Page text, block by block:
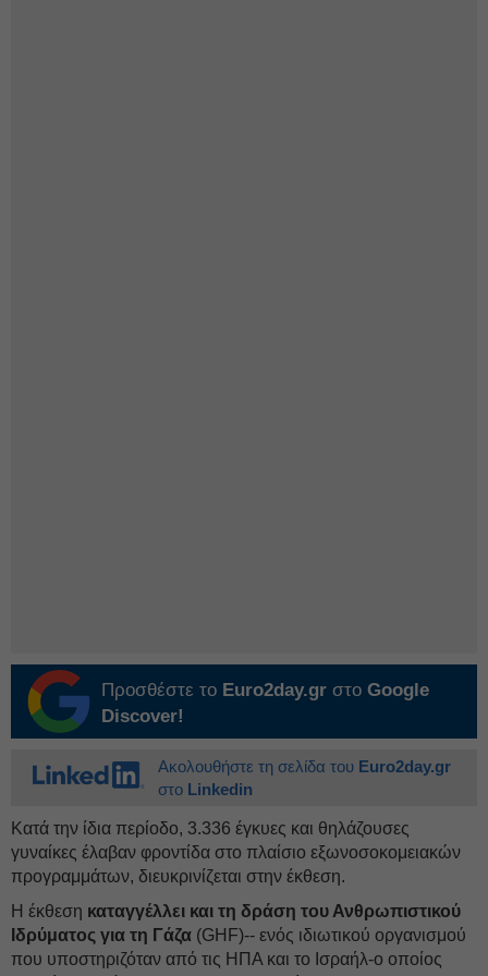
Προσθέστε το Euro2day.gr στο Google
Discover!
Ακολουθήστε τη σελίδα του Euro2day.gr
στο Linkedin
Κατά την ίδια περίοδο, 3.336 έγκυες και θηλάζουσες
γυναίκες έλαβαν φροντίδα στο πλαίσιο εξωνοσοκομειακών
προγραμμάτων, διευκρινίζεται στην έκθεση.
Η έκθεση καταγγέλλει και τη δράση του Ανθρωπιστικού
Ιδρύματος για τη Γάζα (GHF)-- ενός ιδιωτικού οργανισμού
που υποστηριζόταν από τις ΗΠΑ και το Ισραήλ-ο οποίος